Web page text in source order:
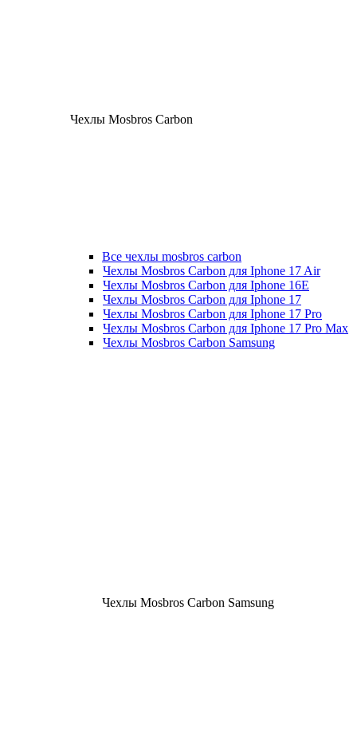
Чехлы Mosbros Carbon
Все чехлы mosbros carbon
Чехлы Mosbros Carbon для Iphone 17 Air
Чехлы Mosbros Carbon для Iphone 16E
Чехлы Mosbros Carbon для Iphone 17
Чехлы Mosbros Carbon для Iphone 17 Pro
Чехлы Mosbros Carbon для Iphone 17 Pro Max
Чехлы Mosbros Carbon Samsung
Чехлы Mosbros Carbon Samsung